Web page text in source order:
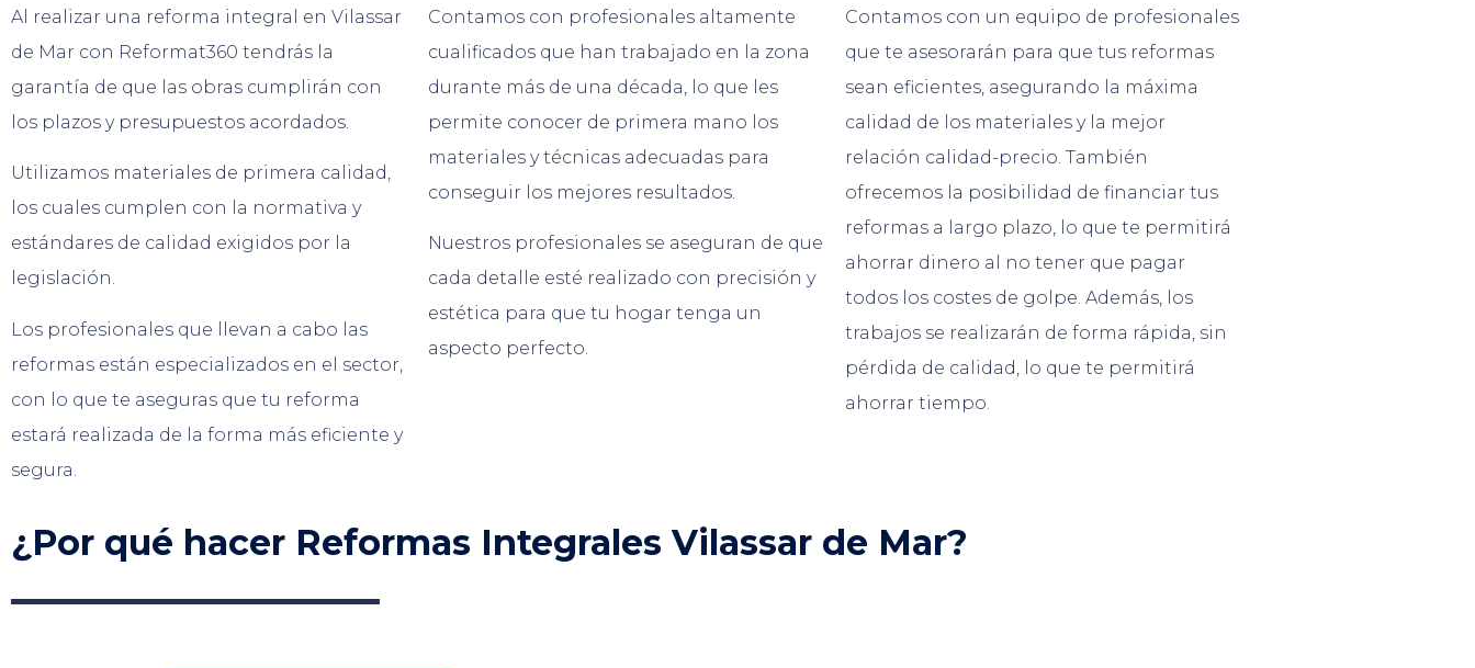
Al realizar una reforma integral en Vilassar
de Mar con Reformat360 tendrás la
garantía de que las obras cumplirán con
los plazos y presupuestos acordados.
Utilizamos materiales de primera calidad,
los cuales cumplen con la normativa y
estándares de calidad exigidos por la
legislación.
Los profesionales que llevan a cabo las
reformas están especializados en el sector,
con lo que te aseguras que tu reforma
estará realizada de la forma más eficiente y
segura.
Contamos con profesionales altamente
cualificados que han trabajado en la zona
durante más de una década, lo que les
permite conocer de primera mano los
materiales y técnicas adecuadas para
conseguir los mejores resultados.
Nuestros profesionales se aseguran de que
cada detalle esté realizado con precisión y
estética para que tu hogar tenga un
aspecto perfecto.
Contamos con un equipo de profesionales
que te asesorarán para que tus reformas
sean eficientes, asegurando la máxima
calidad de los materiales y la mejor
relación calidad-precio. También
ofrecemos la posibilidad de financiar tus
reformas a largo plazo, lo que te permitirá
ahorrar dinero al no tener que pagar
todos los costes de golpe. Además, los
trabajos se realizarán de forma rápida, sin
pérdida de calidad, lo que te permitirá
ahorrar tiempo.
¿Por qué hacer Reformas Integrales Vilassar de Mar?